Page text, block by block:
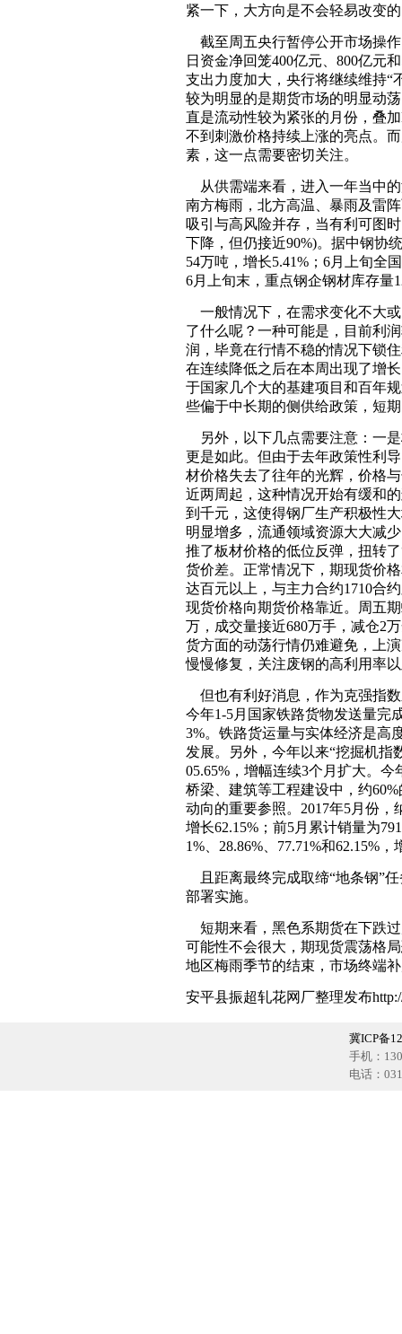
紧一下，大方向是不会轻易改变
截至周五央行暂停公开市场操
日资金净回笼400亿元、800亿元
支出力度加大，央行将继续维持“
较为明显的是期货市场的明显动
直是流动性较为紧张的月份，叠
不到刺激价格持续上涨的亮点。
素，这一点需要密切关注。
从供需端来看，进入一年当中
南方梅雨，北方高温、暴雨及雷
吸引与高风险并存，当有利可图
下降，但仍接近90%)。据中钢协
54万吨，增长5.41%；6月上旬全
6月上旬末，重点钢企钢材库存量
一般情况下，在需求变化不大
了什么呢？一种可能是，目前利
润，毕竟在行情不稳的情况下锁
在连续降低之后在本周出现了增
于国家几个大的基建项目和百年
些偏于中长期的侧供给政策，短
另外，以下几点需要注意：一
更是如此。但由于去年政策性利
材价格失去了往年的光辉，价格
近两周起，这种情况开始有缓和
到千元，这使得钢厂生产积极性
明显增多，流通领域资源大大减
推了板材价格的低位反弹，扭转
货价差。正常情况下，期现货价
达百元以上，与主力合约1710合
现货价格向期货价格靠近。周五
万，成交量接近680万手，减仓2
货方面的动荡行情仍难避免，上
慢慢修复，关注废钢的高利用率
但也有利好消息，作为克强指
今年1-5月国家铁路货物发送量完
3%。铁路货运量与实体经济是高
发展。另外，今年以来“挖掘机指
05.65%，增幅连续3个月扩大。
桥梁、建筑等工程建设中，约
动向的重要参照。2017年5月份
增长62.15%；前5月累计销量为
1%、28.86%、77.71%和62.15%
且距离最终完成取缔“地条钢”
部署实施。
短期来看，黑色系期货在下跌
可能性不会很大，期现货震荡格
地区梅雨季节的结束，市场终端
安平县振超轧花网 厂整理发布
冀ICP备
手机：
电话：